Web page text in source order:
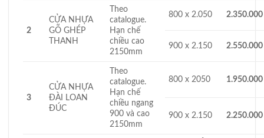
2
CỬA NHỰA
GỖ GHÉP
THANH
Theo
catalogue.
Hạn chế
chiều cao
2150mm
800 x 2.050 2.350.000
900 x 2.150 2.550.000
3
CỬA NHỰA
ĐÀI LOAN
ĐÚC
Theo
catalogue.
Hạn chế
chiều ngang
900 và cao
2150mm
800 x 2050 1.950.000
900 x 2.150 2.250.000